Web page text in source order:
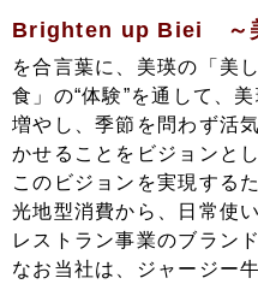
Brighten up Biei ～
を合言葉に、美瑛の「美
食」の“体験”を通して、
増やし、季節を問わず活
かせることをビジョンと
このビジョンを実現する
光地型消費から、日常使
レストラン事業のブラン
なお当社は、ジャージー